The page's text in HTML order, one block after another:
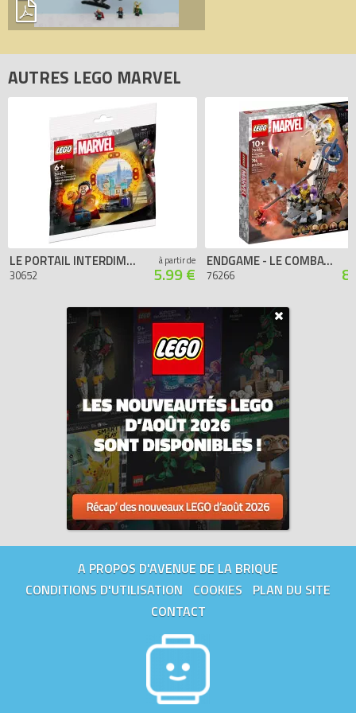
AUTRES LEGO MARVEL
LE PORTAIL INTERDIMENSIONNEL DE DOCTEUR STRANGE (POLYBAG)
30652
à partir de
5.99 €
ENDGAME - LE COMBAT FINAL
76266
A PROPOS D'AVENUE DE LA BRIQUE
CONDITIONS D'UTILISATION
COOKIES
PLAN DU SITE
CONTACT